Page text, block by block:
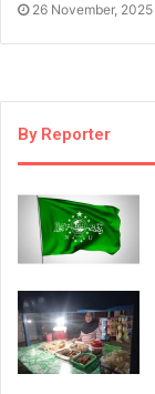
26 November, 2025
By Reporter